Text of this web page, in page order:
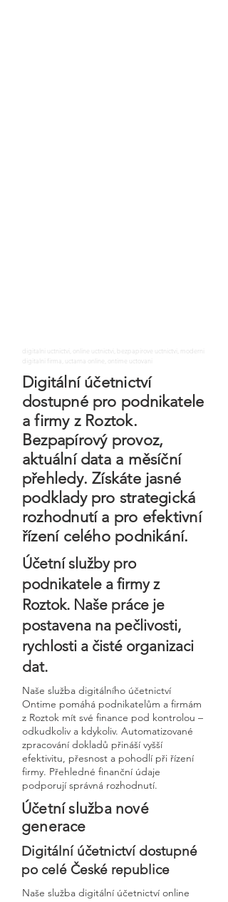
digitalni uctnictvi, online uctnictvi, bezpapirove uctnictvi, moderni
digitalni firma, uctarna online, ontime uctovani
Digitální účetnictví
dostupné pro podnikatele
a firmy z Roztok.
Bezpapírový provoz,
aktuální data a měsíční
přehledy. Získáte jasné
podklady pro strategická
rozhodnutí a pro efektivní
řízení celého podnikání.
Účetní služby pro
podnikatele a firmy z
Roztok. Naše práce je
postavena na pečlivosti,
rychlosti a čisté organizaci
dat.
Naše služba digitálního účetnictví
Ontime pomáhá podnikatelům a firmám
z Roztok mít své finance pod kontrolou –
odkudkoliv a kdykoliv. Automatizované
zpracování dokladů přináší vyšší
efektivitu, přesnost a pohodlí při řízení
firmy. Přehledné finanční údaje
podporují správná rozhodnutí.
Účetní služba nové
generace
Digitální účetnictví dostupné
po celé České republice
Naše služba digitální účetnictví online